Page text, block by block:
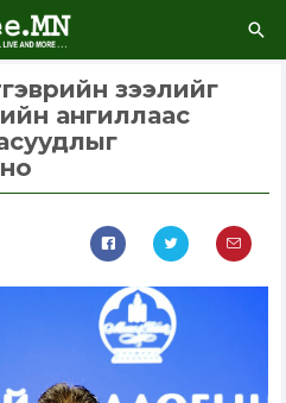
зээлийг
ангиллаас